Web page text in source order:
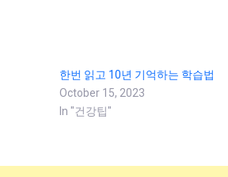
한번 읽고 10년 기억하는 학습법
October 15, 2023
In "건강팁"